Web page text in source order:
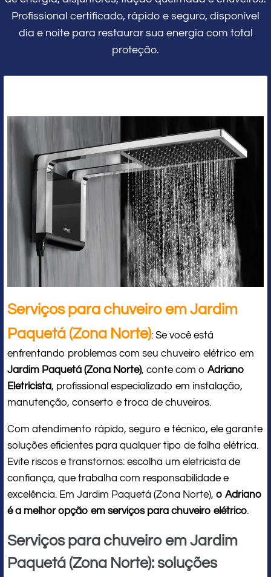
Profissional certificado, rápido e seguro, disponível
dia e noite para restaurar sua energia com total
proteção.
Serviços para chuveiro em Jardim
Paquetá (Zona Norte): Se você está
enfrentando problemas com seu chuveiro elétrico em
Jardim Paquetá (Zona Norte), conte com o Adriano
Eletricista, profissional especializado em instalação,
manutenção, conserto e troca de chuveiros.
Com atendimento rápido, seguro e técnico, ele garante
soluções eficientes para qualquer tipo de falha elétrica.
Evite riscos e transtornos: escolha um eletricista de
confiança, que trabalha com responsabilidade e
excelência. Em Jardim Paquetá (Zona Norte), o Adriano
é a melhor opção em serviços para chuveiro elétrico.
Serviços para chuveiro em Jardim
Paquetá (Zona Norte): soluções